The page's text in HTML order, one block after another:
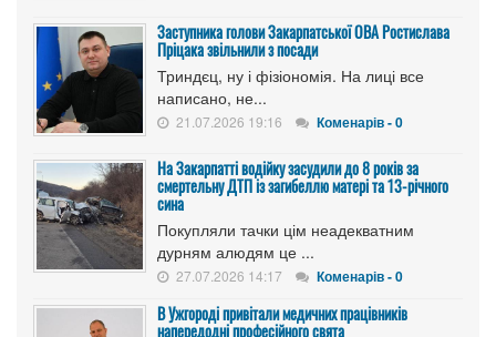
Заступника голови Закарпатської ОВА Ростислава
Пріцака звільнили з посади
Триндєц, ну і фізіономія. На лиці все
написано, не...
21.07.2026 19:16 Коменарів - 0
На Закарпатті водійку засудили до 8 років за
смертельну ДТП із загибеллю матері та 13-річного
сина
Покупляли тачки цім неадекватним
дурням алюдям це ...
27.07.2026 14:17 Коменарів - 0
В Ужгороді привітали медичних працівників
напередодні професійного свята